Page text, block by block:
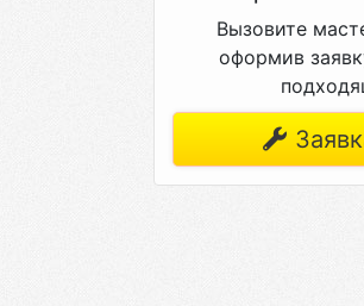
Вызовите
оформив